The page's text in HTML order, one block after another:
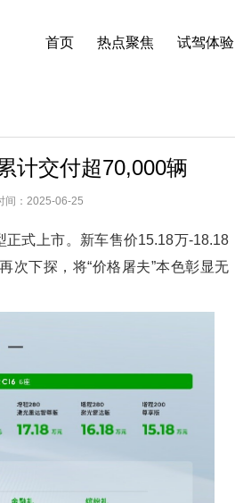
首页 热点聚焦 试驾体验
计交付超70,000辆
：2025-06-25
式上市。新车售价15.18万-18.18
次下探，将“价格屠夫”本色彰显无